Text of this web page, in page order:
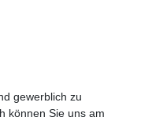
gewerblich zu
können Sie uns am